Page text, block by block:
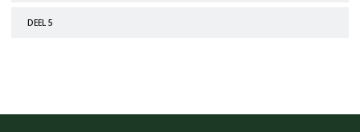
DEEL 5